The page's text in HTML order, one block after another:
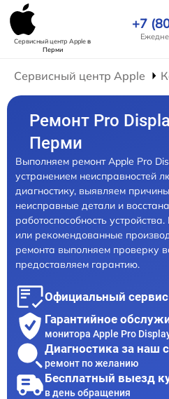
Сервисный центр Appleв
Перми
+7
Сервисный центр Apple
Ремонт Pro
Перми
Выполняем ремонт Apple Pro
устранением неисправностей
диагностику, выявляем
неисправные детали и
работоспособность
или рекомендованные
ремонта выполняем проверку
предоставляем гарантию.
Официальный сервис
Гарантийное
монитора Apple Pro
Диагностика за наш
ремонт по желанию
Бесплатный выезд
в день обращения